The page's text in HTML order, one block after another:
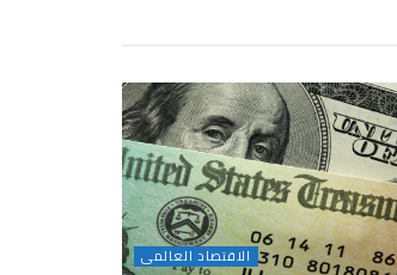
الاقتصاد العالمى